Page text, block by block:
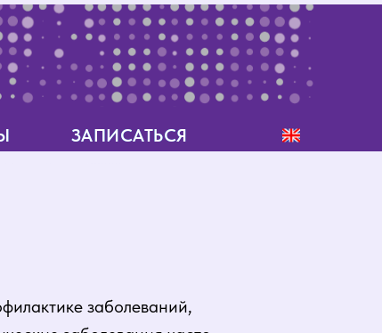
ЗАПИСАТЬСЯ
ЗАПИСАТЬСЯ
ЗАПИСАТЬСЯ
ЗАПИСАТЬСЯ
заболеваний,